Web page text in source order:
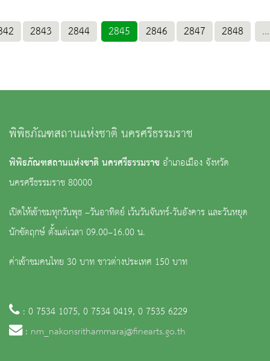
2843 2844 2845 2846 2847 2848 ...
พิพิธภัณฑสถานแห่งชาติ นครศรีธรรมราช
พิพิธภัณฑสถานแห่งชาติ นครศรีธรรมราชอำเภอเมือง จังหวัด
นครศรีธรรมราช 80000
เปิดให้เข้าชมทุกวันพุธ –วันอาทิตย์ เว้นวันจันทร์-วันอังคาร และวันหยุด
นักขัตฤกษ์ ตั้งแต่เวลา 09.00–16.00 น.
ค่าเข้าชมคนไทย 30 บาท ชาวต่างประเทศ 150 บาท
: 0 7534 1075, 0 7534 0419, 0 7535 6229
: nm_nakonsrithammaraj@finearts.go.th